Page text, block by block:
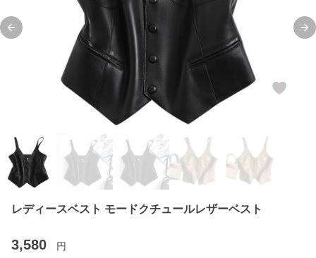
Previous slide
レディースベスト モードクチュールレザーベスト
3,580 円